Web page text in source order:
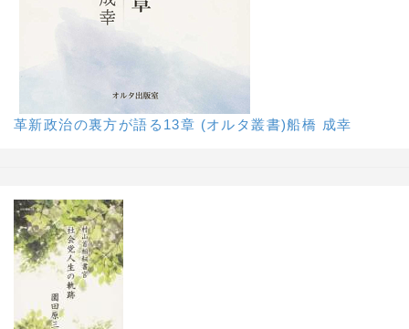
革新政治の裏方が語る13章 (オルタ叢書)船橋 成幸